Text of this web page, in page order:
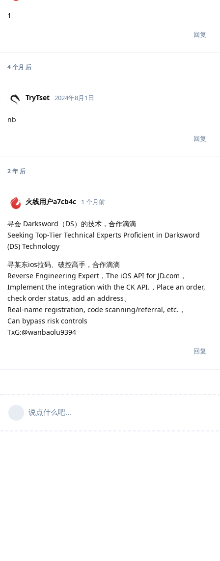
1
回复
4 个月 后
TryTset 2024年8月1日
nb
回复
2 年 后
火线用户a7cb4c 1 个月前
寻会 Darksword（DS）的技术，合作滴滴
Seeking Top-Tier Technical Experts Proficient in Darksword
(DS) Technology
寻某东ios拉码、破控高手，合作滴滴
Reverse Engineering Expert，The iOS API for JD.com，
Implement the integration with the CK API.，Place an order,
check order status, add an address、
Real-name registration, code scanning/referral, etc.，
Can bypass risk controls
TxG:@wanbaolu9394
回复
说点什么吧...